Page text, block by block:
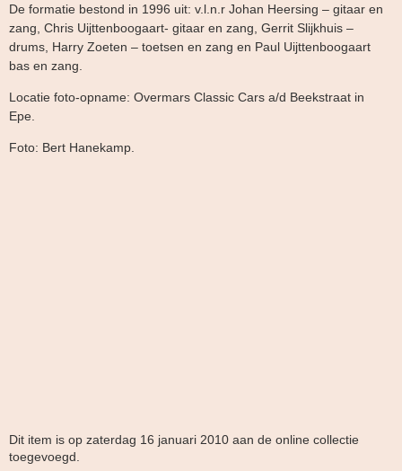
De formatie bestond in 1996 uit: v.l.n.r Johan Heersing – gitaar en
zang, Chris Uijttenboogaart- gitaar en zang, Gerrit Slijkhuis –
drums, Harry Zoeten – toetsen en zang en Paul Uijttenboogaart
bas en zang.
Locatie foto-opname: Overmars Classic Cars a/d Beekstraat in
Epe.
Foto: Bert Hanekamp.
Dit item is op zaterdag 16 januari 2010 aan de online collectie
toegevoegd.